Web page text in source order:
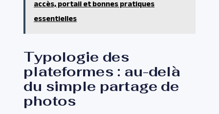
accès, portail et bonnes pratiques
essentielles
Typologie des
plateformes : au-delà
du simple partage de
photos